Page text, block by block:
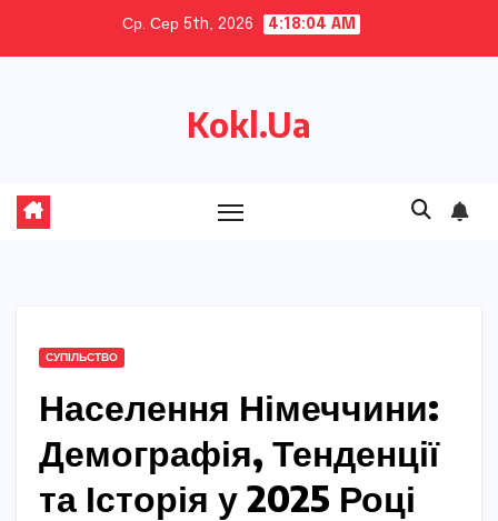
Ср. Сер 5th, 2026 4:18:05 AM
Kokl.Ua
СУПІЛЬСТВО
Населення Німеччини:
Демографія, Тенденції
та Історія у 2025 Році